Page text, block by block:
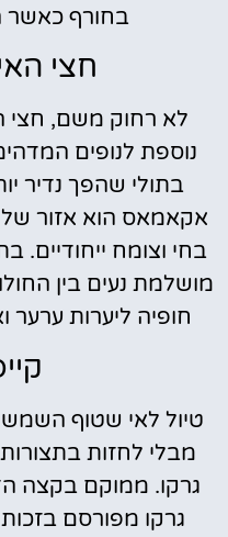
בחורף כאשר
חצי
לא רחוק משם, חצי
נוספת לנופים
בתולי שהפך נדיר
אקאמאס הוא אזור של
בחי וצומח ייחודיים.
מושלמת נעים בין
חופיה ליערות ערער
טיול לאי שטוף
מבלי לחזות
גרקו. ממוקם בקצה
גרקו מפורסם